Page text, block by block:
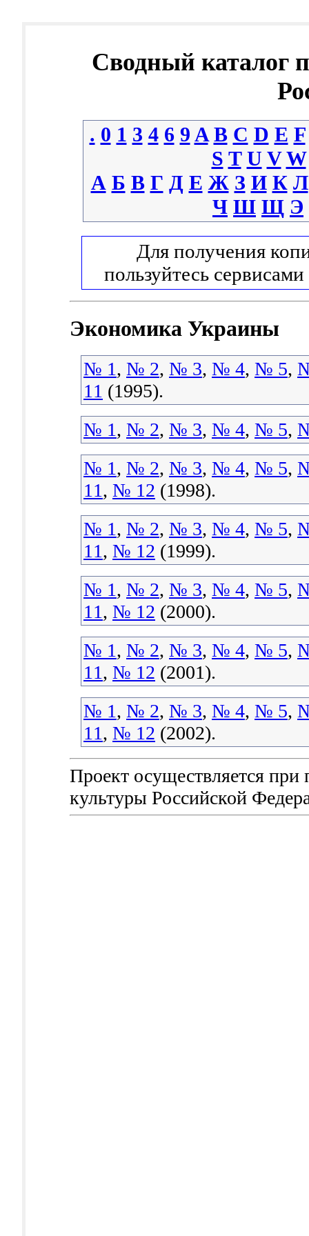
Сводный каталог
. 0 1 3 4 6 9 A B C D E F
S T U V W
А Б В Г Д Е Ж З И К Л
Ч Ш Щ Э
Для получения
пользуйтесь сервисами
Экономика Украины
№ 1, № 2, № 3, № 4, № 5,
11 (1995).
№ 1, № 2, № 3, № 4, № 5,
№ 1, № 2, № 3, № 4, № 5,
11, № 12 (1998).
№ 1, № 2, № 3, № 4, № 5,
11, № 12 (1999).
№ 1, № 2, № 3, № 4, № 5,
11, № 12 (2000).
№ 1, № 2, № 3, № 4, № 5,
11, № 12 (2001).
№ 1, № 2, № 3, № 4, № 5,
11, № 12 (2002).
Проект осуществляется
культуры Российской